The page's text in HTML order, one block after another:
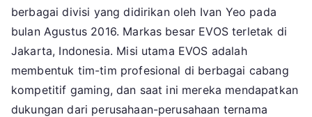
berbagai divisi yang didirikan oleh Ivan Yeo pada
bulan Agustus 2016. Markas besar EVOS terletak di
Jakarta, Indonesia. Misi utama EVOS adalah
membentuk tim-tim profesional di berbagai cabang
kompetitif gaming, dan saat ini mereka mendapatkan
dukungan dari perusahaan-perusahaan ternama